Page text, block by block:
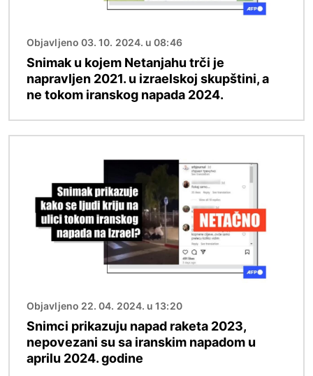
Objavljeno 03. 10. 2024. u 08:46
Snimak u kojem Netanjahu trči je
napravljen 2021. u izraelskoj skupštini, a
ne tokom iranskog napada 2024.
Objavljeno 22. 04. 2024. u 13:20
Snimci prikazuju napad raketa 2023,
nepovezani su sa iranskim napadom u
aprilu 2024. godine